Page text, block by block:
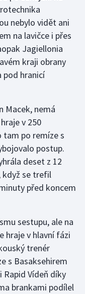
nebylo vidět ani
na lavičce i přes
Jagiellonia
kraji obrany
pod hranicí
Macek, nemá
v 250
tam po remíze s
postup.
deset z 12
když se trefil
před koncem
sestupu, ale na
hraje v hlavní fázi
trenér
s Basaksehirem
Rapid Vídeň díky
brankami podílel